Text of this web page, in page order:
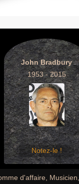
John Bradbury
1953 - 2015
Notez-le !
d'affaire,